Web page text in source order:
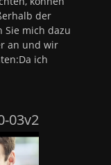
der
Sie mich dazu
an und wir
ich
03v2